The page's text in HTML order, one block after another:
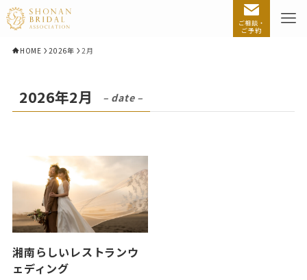
ご相談・
ご予約
HOME 2026年 2月
2026年2月 – date –
湘南らしいレストランウ
ェディング